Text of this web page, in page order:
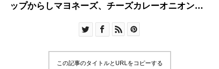
ップからしマヨネーズ、チーズカレーオニオン、
べやすくクセになる食感で、やみつきになる事間
#ricefield#おつまみこの記事のタイトルとURLをコピーする